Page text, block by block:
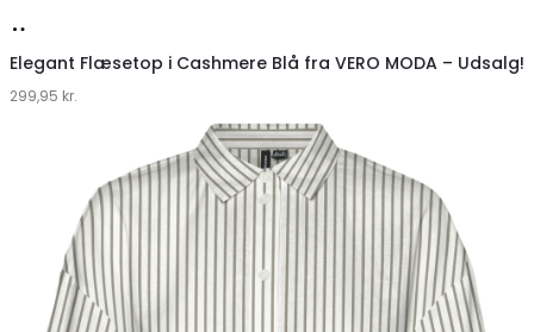
hos
Klædeskabet.dk
Elegant Flæsetop i Cashmere Blå fra VERO MODA – Udsalg!
299,95 kr.